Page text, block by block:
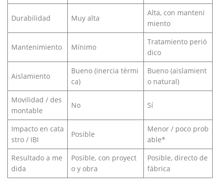
Durabilidad Muy alta
Alta, con manteni
miento
Mantenimiento Mínimo
Tratamiento perió
dico
Aislamiento
Bueno (inercia térmi
ca)
Bueno (aislamient
o natural)
Movilidad / des
montable
No Sí
Impacto en cata
stro / IBI
Posible
Menor / poco prob
able*
Resultado a me
dida
Posible, con proyect
o y obra
Posible, directo de
fábrica